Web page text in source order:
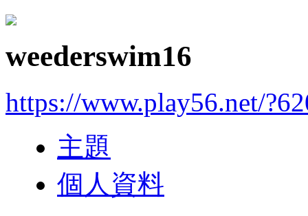
weederswim16
https://www.play56.net/
主題
個人資料